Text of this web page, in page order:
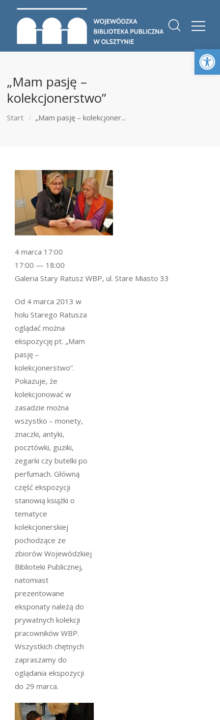
„Mam pasję –
kolekcjonerstwo”
Start „Mam pasję – kolekcjoner...
Od 4 marca 2013 w
holu Starego Ratusza
oglądać można
ekspozycję pt. „Mam
pasję –
kolekcjonerstwo”.
Pokazuje, że
kolekcjonować w
zasadzie można
wszystko – monety,
znaczki, antyki,
pocztówki, guziki,
zegarki czy butelki po
perfumach. Główną
część ekspozycji
stanowią książki o
tematyce
kolekcjonerskiej
pochodzące ze
zbiorów Wojewódzkiej
Biblioteki Publicznej,
natomiast
prezentowane
eksponaty należą do
prywatnych kolekcji
pracowników WBP.
Wszystkich chętnych
zapraszamy do
oglądania ekspozycji
do 29 marca.
4 marca 17:00
17:00 — 18:00
Galeria Stary Ratusz WBP, ul. Stare Miasto 33